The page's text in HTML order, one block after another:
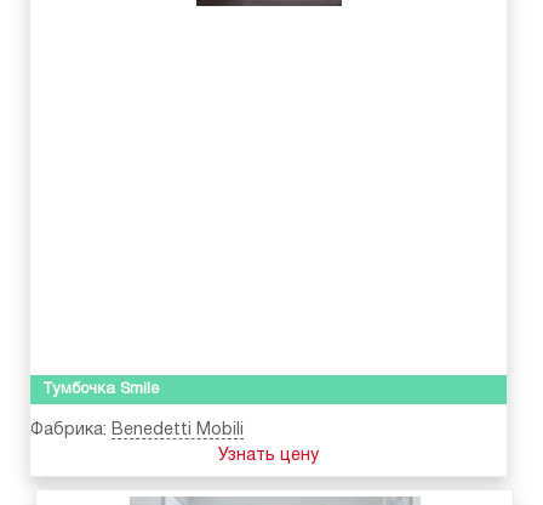
Тумбочка Smile
Фабрика: Benedetti Mobili
Узнать цену